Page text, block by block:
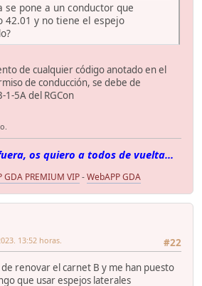
se pone a un conductor que
42.01 y no tiene el espejo
de cualquier código anotado en el
de conducción, se debe de
5A del RGCon
os quiero a todos de vuelta...
GDA PREMIUM VIP-WebAPP GDA
#22
13:52 horas.
renovar el carnet B y me han puesto
que usar espejos laterales